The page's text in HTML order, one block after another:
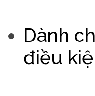
Dành
điều